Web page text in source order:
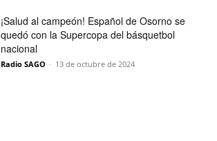
¡Salud al campeón! Español de Osorno se
quedó con la Supercopa del básquetbol
nacional
Radio SAGO - 13 de octubre de 2024